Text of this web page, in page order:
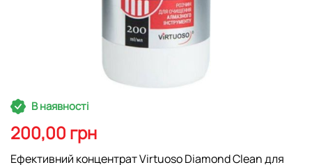
Перейти
до
початку
галереї
зображень
В наявності
200,00 грн
Ефективний концентрат Virtuoso Diamond Clean для